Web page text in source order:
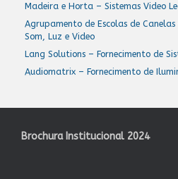
Madeira e Horta – Sistemas Video
Agrupamento de Escolas de
Som, Luz e Video
Lang Solutions – Fornecimento de
Audiomatrix – Fornecimento de
Brochura Institucional 2024